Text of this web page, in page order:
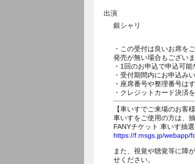
出演
銀シャリ
・この受付は良いお席を
発売が無い場合もございま
・1回のお申込で申込可
・受付期間内にお申込み
・座席番号や整理番号は
・クレジットカード決済
【車いすでご来場のお客様
車いすをご使用の方は、
FANYチケット 車いす抽
https://f.msgs.jp/webapp/
また、視覚や聴覚等に障
せください。